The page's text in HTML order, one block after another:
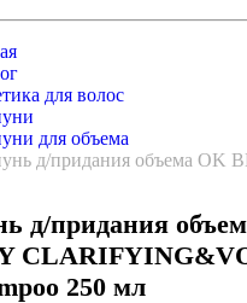
для волос
для объема
д/придания объема OK
д/придания
250 мл